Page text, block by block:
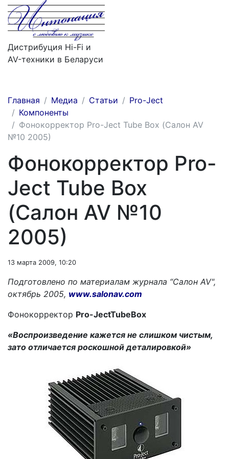
Дистрибуция Hi-Fi и
AV-техники в Беларуси
Главная Медиа Статьи
Pro-Ject
Компоненты
Фонокорректор Pro-Ject Tube Box (Салон AV
№10 2005)
Фонокорректор Pro-
Ject Tube Box
(Салон AV №10
2005)
13 марта 2009, 10:20
Подготовлено по материалам журнала “Салон AV",
октябрь 2005, www.salonav.com
Фонокорректор Pro-JectTubeBox
«Воспроизведение кажется не слишком чистым,
зато отличается роскошной деталировкой»